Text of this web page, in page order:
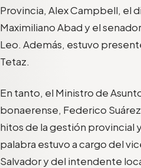
Provincia, Alex Campbell, el
Maximiliano Abad y el
Leo. Además, estuvo
Tetaz.
En tanto, el Ministro de
bonaerense, Federico
hitos de la gestión provincial
palabra estuvo a cargo del
Salvador y del intendente